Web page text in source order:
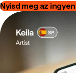
Nyisd meg az